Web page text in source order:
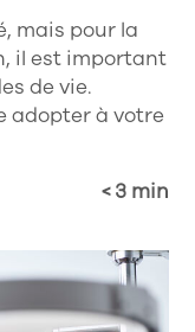
mais pour la
il est important
de vie.
adopter à votre
< 3 min